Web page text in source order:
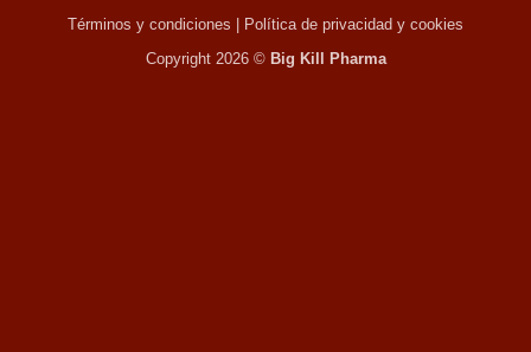
Términos y condiciones
Política de privacidad y cookies
Copyright 2026 © Big Kill Pharma